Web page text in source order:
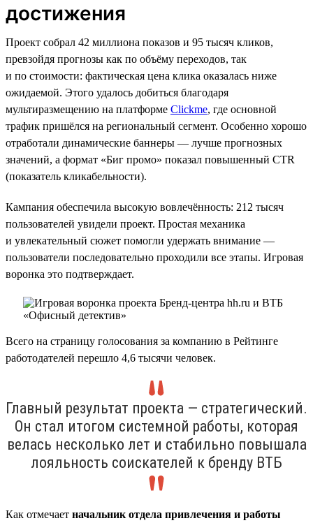
достижения
Проект собрал 42 миллиона показов и 95 тысяч кликов,
превзойдя прогнозы как по объёму переходов, так
и по стоимости: фактическая цена клика оказалась ниже
ожидаемой. Этого удалось добиться благодаря
мультиразмещению на платформе Clickme, где основной
трафик пришёлся на региональный сегмент. Особенно хорошо
отработали динамические баннеры — лучше прогнозных
значений, а формат «Биг промо» показал повышенный CTR
(показатель кликабельности).
Кампания обеспечила высокую вовлечённость: 212 тысяч
пользователей увидели проект. Простая механика
и увлекательный сюжет помогли удержать внимание —
пользователи последовательно проходили все этапы. Игровая
воронка это подтверждает.
Всего на страницу голосования за компанию в Рейтинге
работодателей перешло 4,6 тысячи человек.
Главный результат проекта — стратегический.
Он стал итогом системной работы, которая
велась несколько лет и стабильно повышала
лояльность соискателей к бренду ВТБ
Как отмечает начальник отдела привлечения и работы